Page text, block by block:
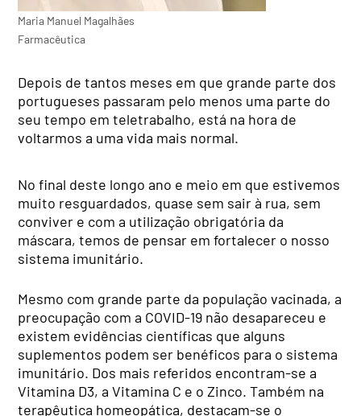
Maria Manuel Magalhães
Farmacêutica
Depois de tantos meses em que grande parte dos
portugueses passaram pelo menos uma parte do
seu tempo em teletrabalho, está na hora de
voltarmos a uma vida mais normal.
No final deste longo ano e meio em que estivemos
muito resguardados, quase sem sair à rua, sem
conviver e com a utilização obrigatória da
máscara, temos de pensar em fortalecer o nosso
sistema imunitário.
Mesmo com grande parte da população vacinada, a
preocupação com a COVID-19 não desapareceu e
existem evidências científicas que alguns
suplementos podem ser benéficos para o sistema
imunitário. Dos mais referidos encontram-se a
Vitamina D3, a Vitamina C e o Zinco. Também na
terapêutica homeopática, destacam-se o